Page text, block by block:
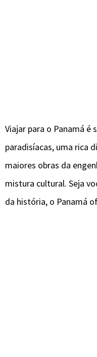
Viajar para o Panamá é
paradisíacas, uma rica
maiores obras da
mistura cultural. Seja
da história, o Panamá